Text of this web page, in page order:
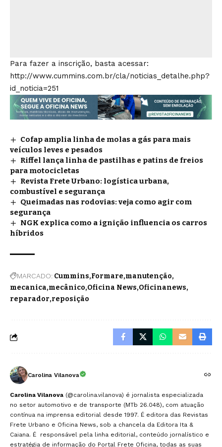
Para fazer a inscrição, basta acessar:
http://www.cummins.com.br/cla/noticias_detalhe.php?
id_noticia=251
Cofap amplia linha de molas a gás para mais
veículos leves e pesados
Riffel lança linha de pastilhas e patins de freios
para motocicletas
Revista Frete Urbano: logística urbana,
combustível e segurança
Queimadas nas rodovias: veja como agir com
segurança
NGK explica como a ignição influencia os carros
híbridos
MARCADO: Cummins Formare manutenção
mecanica mecânico Oficina News Oficinanews
reparador reposição
Carolina Vilanova
Carolina Vilanova (@carolina.vilanova) é jornalista especializada
no setor automotivo e de transporte (MTb 26.048), com atuação
contínua na imprensa editorial desde 1997. É editora das Revistas
Frete Urbano e Oficina News, sob a chancela da Editora Ita &
Caiana. É responsável pela linha editorial, conteúdo jornalístico e
estratégia de informação do Portal Frete Oficina, todas as suas